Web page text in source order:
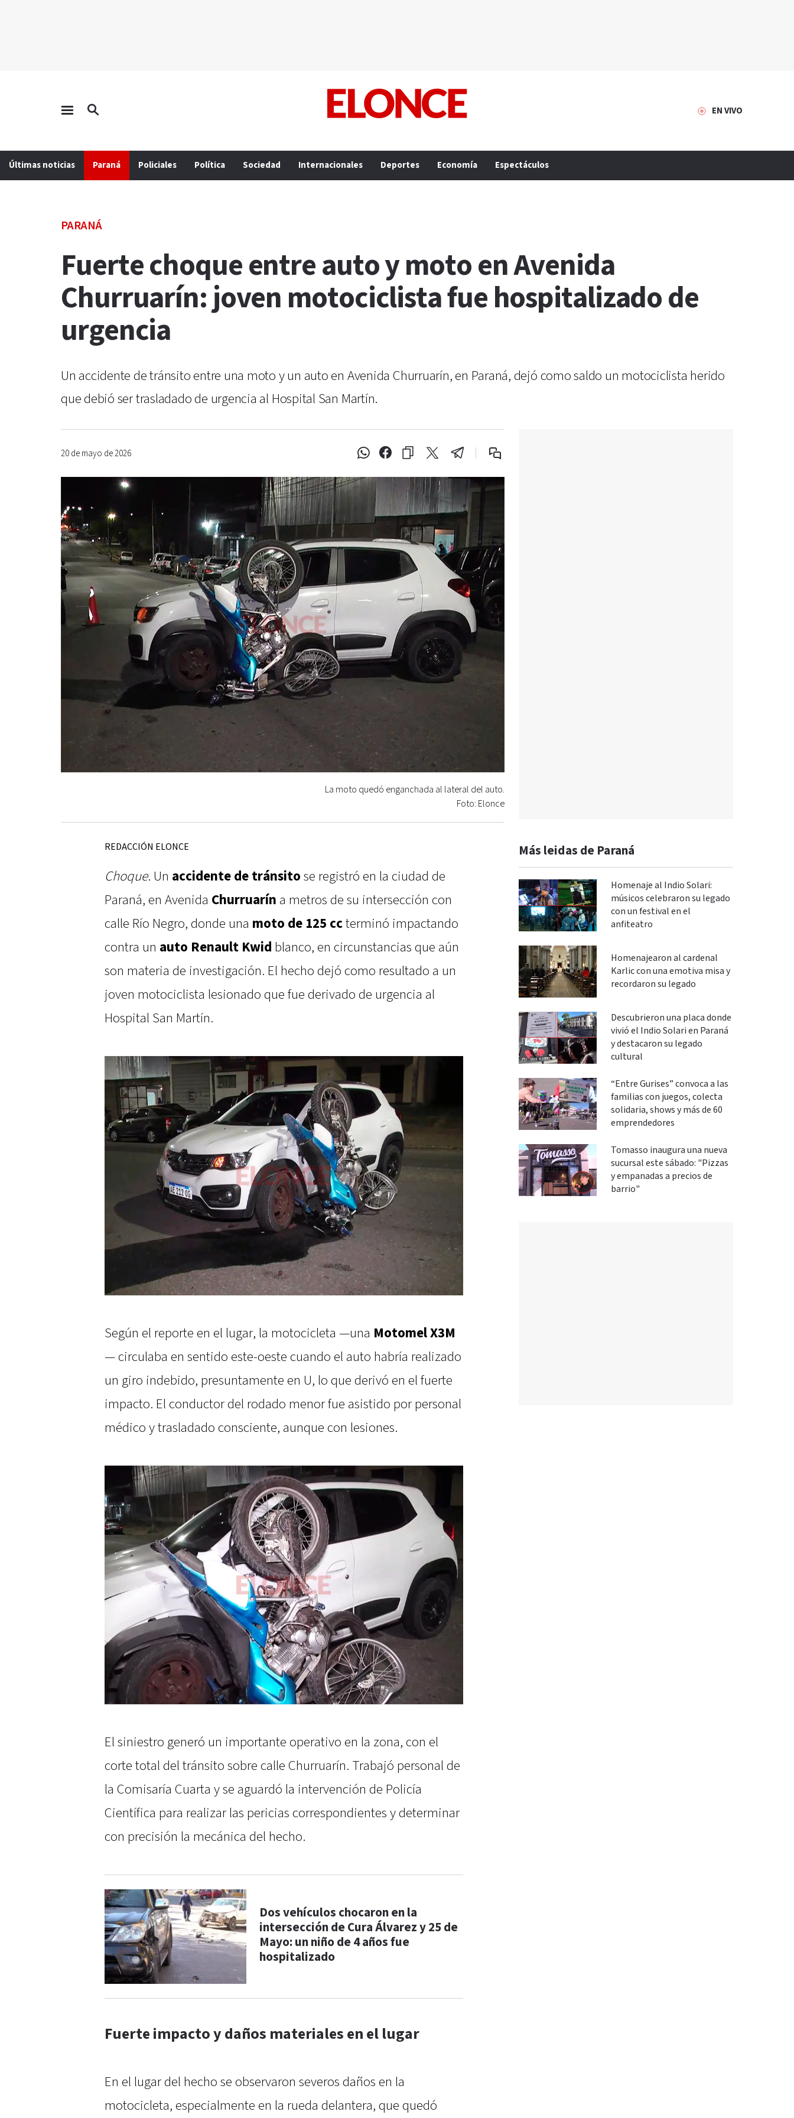
EN VIVO
Últimas noticias Paraná Policiales Política Sociedad Internacionales Deportes Economía Espectáculos
PARANÁ
Fuerte choque entre auto y moto en Avenida
Churruarín: joven motociclista fue hospitalizado de
urgencia
Un accidente de tránsito entre una moto y un auto en Avenida Churruarín, en Paraná, dejó como saldo un motociclista herido
que debió ser trasladado de urgencia al Hospital San Martín.
20 de mayo de 2026
La moto quedó enganchada al lateral del auto.
Foto: Elonce
REDACCIÓN ELONCE
Choque. Un accidente de tránsito se registró en la ciudad de
Paraná, en Avenida Churruarín a metros de su intersección con
calle Río Negro, donde una moto de 125 ccterminó impactando
contra un auto Renault Kwid blanco, en circunstancias que aún
son materia de investigación. El hecho dejó como resultado a un
joven motociclista lesionado que fue derivado de urgencia al
Hospital San Martín.
Según el reporte en el lugar, la motocicleta —una Motomel X3M
— circulaba en sentido este-oeste cuando el auto habría realizado
un giro indebido, presuntamente en U, lo que derivó en el fuerte
impacto. El conductor del rodado menor fue asistido por personal
médico y trasladado consciente, aunque con lesiones.
El siniestro generó un importante operativo en la zona, con el
corte total del tránsito sobre calle Churruarín. Trabajó personal de
la Comisaría Cuarta y se aguardó la intervención de Policía
Científica para realizar las pericias correspondientes y determinar
con precisión la mecánica del hecho.
Dos vehículos chocaron en la
intersección de Cura Álvarez y 25 de
Mayo: un niño de 4 años fue
hospitalizado
Fuerte impacto y daños materiales en el lugar
En el lugar del hecho se observaron severos daños en la
motocicleta, especialmente en la rueda delantera, que quedó
Más leidas de Paraná
Homenaje al Indio Solari:
músicos celebraron su legado
con un festival en el
anfiteatro
Homenajearon al cardenal
Karlic con una emotiva misa y
recordaron su legado
Descubrieron una placa donde
vivió el Indio Solari en Paraná
y destacaron su legado
cultural
“Entre Gurises” convoca a las
familias con juegos, colecta
solidaria, shows y más de 60
emprendedores
Tomasso inaugura una nueva
sucursal este sábado: "Pizzas
y empanadas a precios de
barrio"